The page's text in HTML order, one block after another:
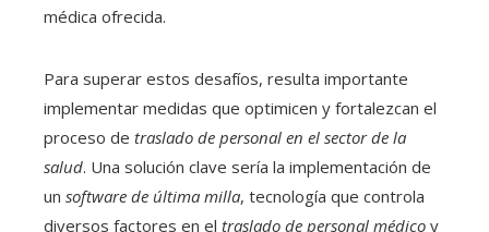
médica ofrecida.
Para superar estos desafíos, resulta importante
implementar medidas que optimicen y fortalezcan el
proceso de traslado de personal en el sector de la
salud. Una solución clave sería la implementación de
un software de última milla, tecnología que controla
diversos factores en el traslado de personal médico y